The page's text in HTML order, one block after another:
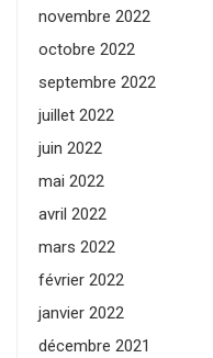
novembre 2022
octobre 2022
septembre 2022
juillet 2022
juin 2022
mai 2022
avril 2022
mars 2022
février 2022
janvier 2022
décembre 2021